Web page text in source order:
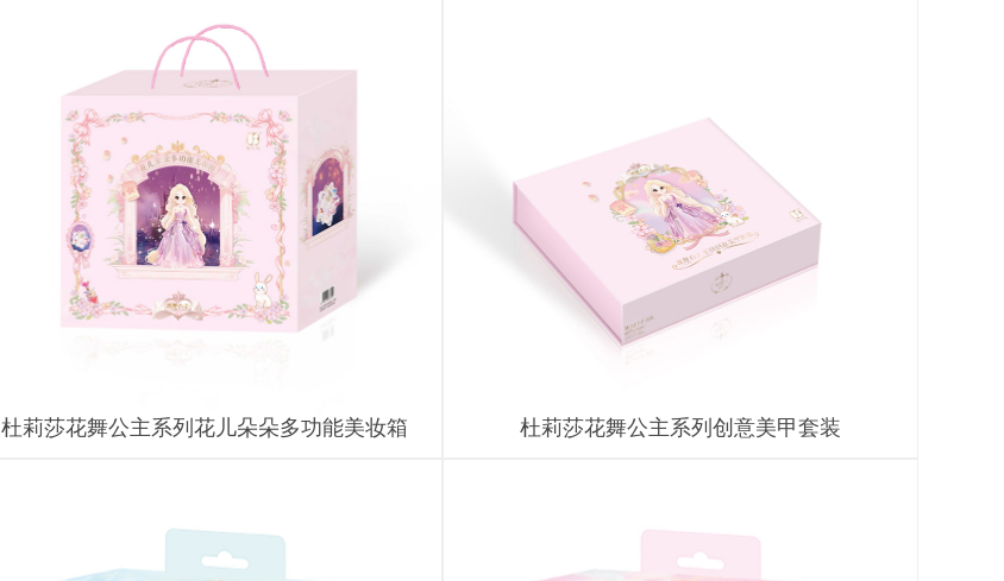
杜莉莎花舞公主系列花儿朵朵多功能美妆箱 杜莉莎花舞公主系列创意美甲套装